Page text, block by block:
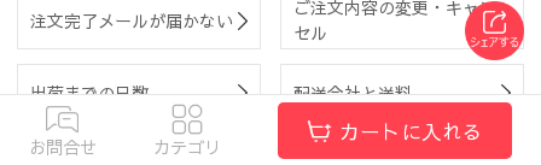
注文完了メールが届かない
ご注文内容の変更・キャン
セル
出荷までの日数 配送会社と送料
お問合せ カテゴリ
カートに入れる